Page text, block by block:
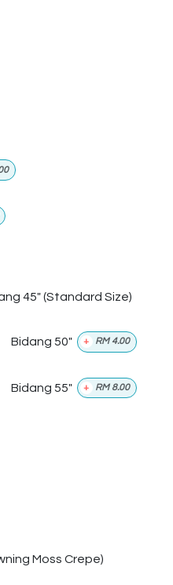
45" (Standard Size)
Bidang 50" + RM 4.00
Bidang 55" + RM 8.00
Moss Crepe)